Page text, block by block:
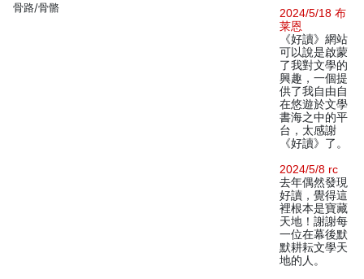
骨路/骨骼
2024/5/18 布
莱恩
《好讀》網站
可以說是啟蒙
了我對文學的
興趣，一個提
供了我自由自
在悠遊於文學
書海之中的平
台，太感謝
《好讀》了。
2024/5/8 rc
去年偶然發現
好讀，覺得這
裡根本是寶藏
天地！謝謝每
一位在幕後默
默耕耘文學天
地的人。